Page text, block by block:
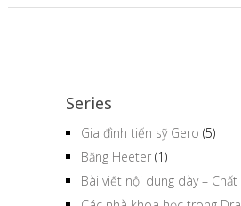
Series
Gia đình tiến sỹ Gero (5)
Băng Heeter (1)
Bài viết nội dung dày –